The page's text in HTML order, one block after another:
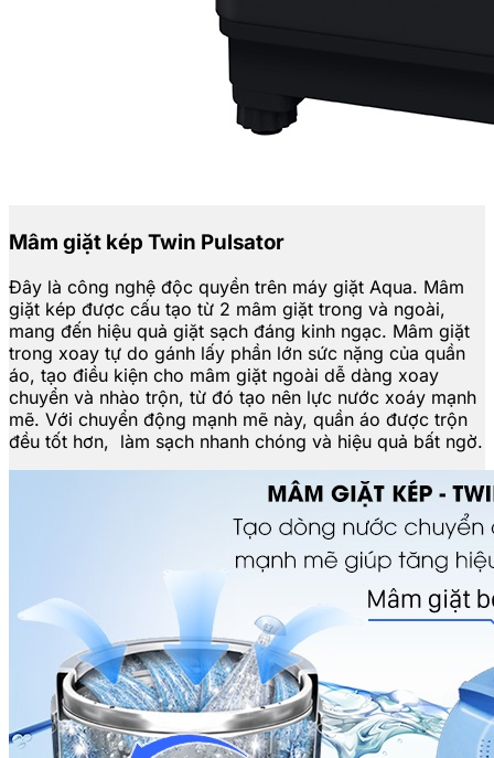
Mâm giặt kép Twin Pulsator
Đây là công nghệ độc quyền trên máy giặt Aqua. Mâm
giặt kép được cấu tạo từ 2 mâm giặt trong và ngoài,
mang đến hiệu quả giặt sạch đáng kinh ngạc. Mâm giặt
trong xoay tự do gánh lấy phần lớn sức nặng của quần
áo, tạo điều kiện cho mâm giặt ngoài dễ dàng xoay
chuyển và nhào trộn, từ đó tạo nên lực nước xoáy mạnh
mẽ. Với chuyển động mạnh mẽ này, quần áo được trộn
đều tốt hơn, làm sạch nhanh chóng và hiệu quả bất ngờ.